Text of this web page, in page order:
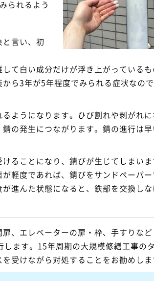
られるよう
言い、初
て白い成分だけが浮き上がっている
ら3年が5年程度でみられる症状なの
ようになります。ひび割れや剥がれに
の発生につながります。錆の進行は
ることになり、錆びが生じてしまいま
軽度であれば、錆びをサンドペーパ
進んた状態になると、鉄部を交換し
、エレベーターの扉・枠、手すりなど
ます。15年周期の大規模修繕工事の
受けながら対処することをお勧めしま